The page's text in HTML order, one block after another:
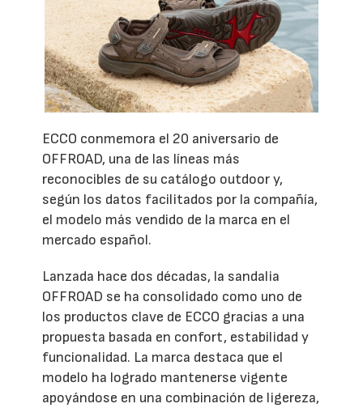
ECCO conmemora el 20 aniversario de
OFFROAD, una de las líneas más
reconocibles de su catálogo outdoor y,
según los datos facilitados por la compañía,
el modelo más vendido de la marca en el
mercado español.
Lanzada hace dos décadas, la sandalia
OFFROAD se ha consolidado como uno de
los productos clave de ECCO gracias a una
propuesta basada en confort, estabilidad y
funcionalidad. La marca destaca que el
modelo ha logrado mantenerse vigente
apoyándose en una combinación de ligereza,